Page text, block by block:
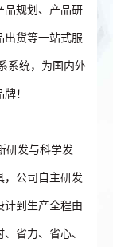
品规划、产品研
出货等一站式服
系统，为国内外
！
研发与科学发
，公司自主研发
计到生产全程由
省力、省心、